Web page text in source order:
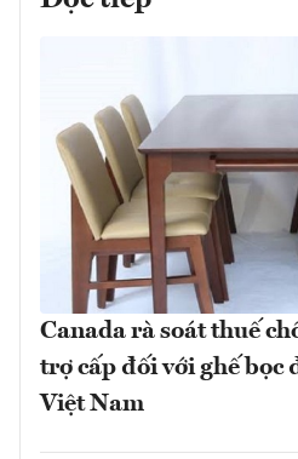
Canada rà soát thuế
trợ cấp đối với ghế bọc
Việt Nam